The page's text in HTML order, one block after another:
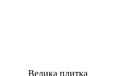
Велика плитка